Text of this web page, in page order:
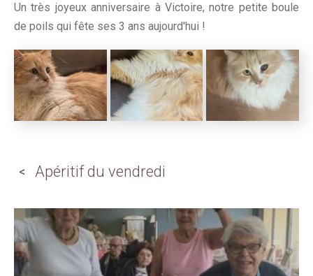
Un très joyeux anniversaire à Victoire, notre petite boule
de poils qui fête ses 3 ans aujourd'hui !
Apéritif du vendredi